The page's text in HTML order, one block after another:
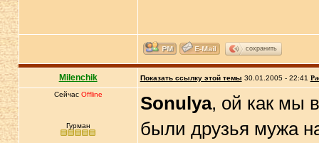
сохранить
Milenchik Показать ссылку этой темы 30.01.2005 - 22:41
Сейчас Offline
Гурман
Sonulya, ой как мы
были друзья мужа